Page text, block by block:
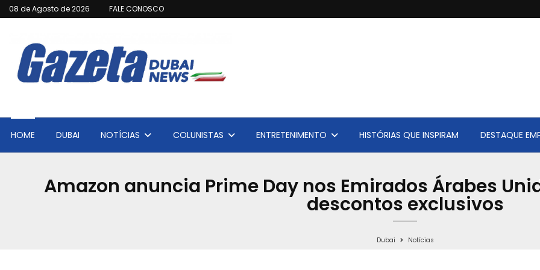
08 de Agosto de 2026 FALE CONOSCO
HOME DUBAI NOTÍCIAS COLUNISTAS ENTRETENIMENTO HISTÓRIAS QUE INSPIRAM DESTAQUE
Amazon anuncia Prime Day nos Emirados Árabes
descontos exclusivos
Dubai Notícias